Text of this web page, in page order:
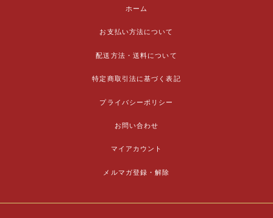
ホーム
お支払い方法について
配送方法・送料について
特定商取引法に基づく表記
プライバシーポリシー
お問い合わせ
マイアカウント
メルマガ登録・解除